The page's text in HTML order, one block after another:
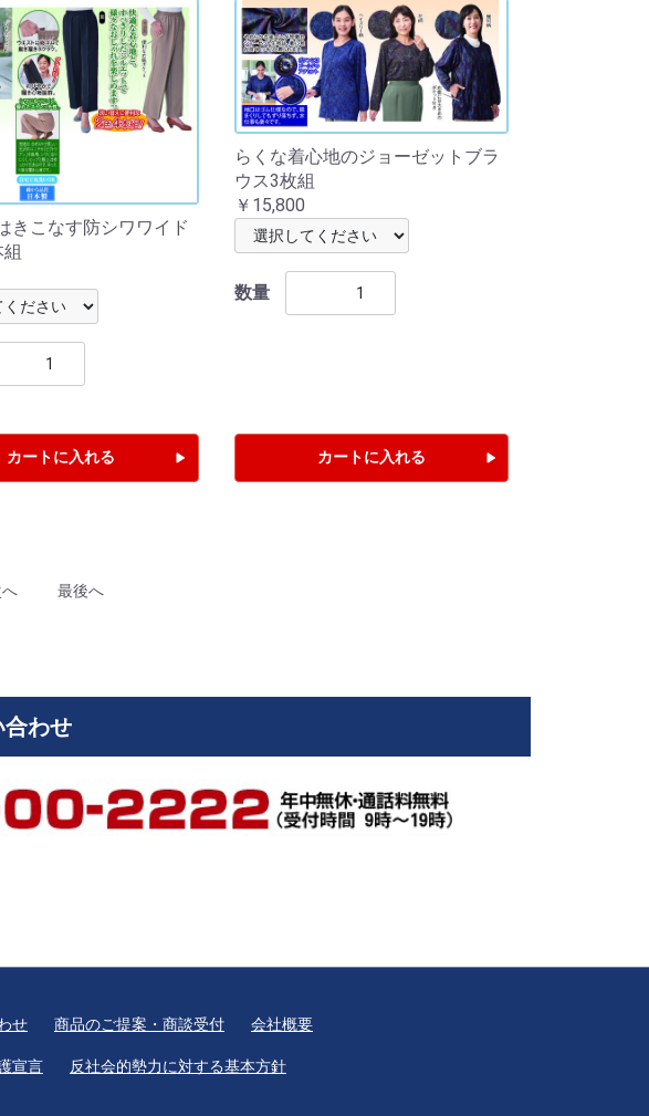
きこなす防シワワイド
カートに入れる
らくな着心地のジョーゼットブラ
ウス3枚組
￥15,800
数量
カートに入れる
最後へ
わせ
せ 商品のご提案・商談受付 会社概要
宣言 反社会的勢力に対する基本方針